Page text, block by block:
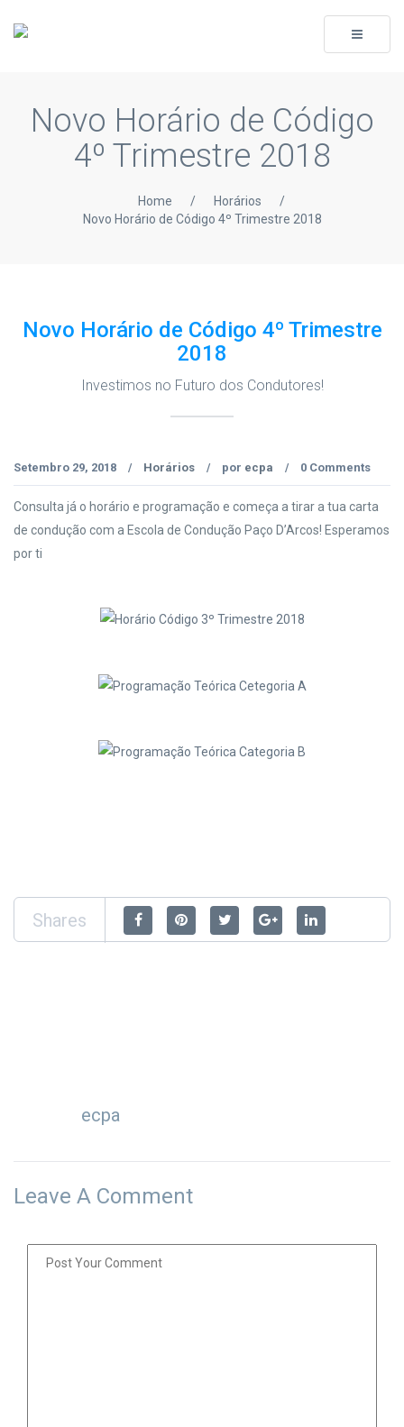
Toggle
Novo Horário de Código
4º Trimestre 2018
Home / Horários
/
Novo Horário de Código 4º Trimestre 2018
Novo Horário de Código 4º Trimestre
2018
Investimos no Futuro dos Condutores!
Setembro 29, 2018 / Horários / por ecpa / 0 Comments
Consulta já o horário e programação e começa a tirar a tua carta
de condução com a Escola de Condução Paço D’Arcos! Esperamos
por ti
Shares
ecpa
Leave A Comment